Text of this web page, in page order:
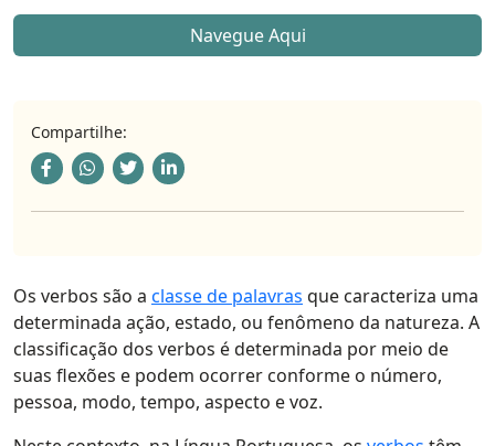
Compartilhe:
Os verbos são a classe de palavras que caracteriza uma
determinada ação, estado, ou fenômeno da natureza. A
classificação dos verbos é determinada por meio de
suas flexões e podem ocorrer conforme o número,
pessoa, modo, tempo, aspecto e voz.
Navegue Aqui